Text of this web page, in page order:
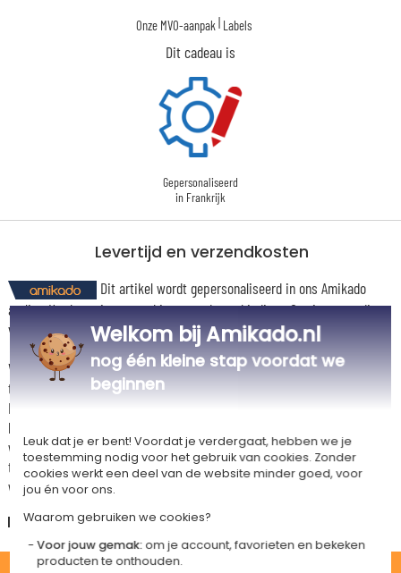
Onze MVO-aanpak Labels
Dit cadeau is
Gepersonaliseerd
in Frankrijk
Levertijd en verzendkosten
Dit artikel wordt gepersonaliseerd in ons Amikado
atelier. Het komt in aanmerking voor de aanbieding «Gratis verzending
vanaf 85 € aankoop» -Zie voorwaarden
Voor elke bestelling onder 85 €, zijn de onderstaande verzendkosten van
toepassing.
De geschatte levertijden kunt je hieronder vinden. Je kunt de
bezorgopties bepalen: normale levering of express levering. Per cadeau
worden de mogelijke leveropties weergegeven op de artikelpagina en
tijdens de stappen van je winkelwagen. (Als je het geld overmaakt, houd
wel rekening met 3-4 dagen extra levertijd van je cadeau.)
Nederland
STANDAARD
Welkom bij Amikado.nl
nog één kleine stap voordat we
beginnen
Leuk dat je er bent! Voordat je verdergaat, hebben we je
toestemming nodig voor het gebruik van cookies. Zonder
cookies werkt een deel van de website minder goed, voor
jou én voor ons.
Waarom gebruiken we cookies?
Voor jouw gemak:om je account, favorieten en bekeken
producten te onthouden.